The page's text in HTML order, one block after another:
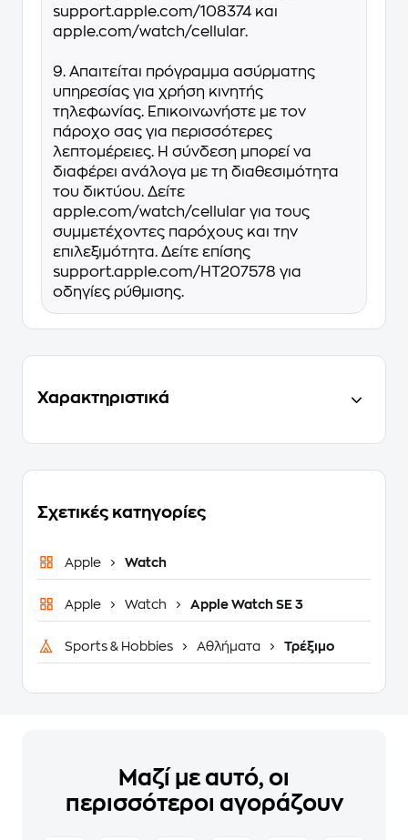
support.apple.com/108374 και
apple.com/watch/cellular.
9. Απαιτείται πρόγραμμα ασύρματης
υπηρεσίας για χρήση κινητής
τηλεφωνίας. Επικοινωνήστε με τον
πάροχο σας για περισσότερες
λεπτομέρειες. Η σύνδεση μπορεί να
διαφέρει ανάλογα με τη διαθεσιμότητα
του δικτύου. Δείτε
apple.com/watch/cellular για τους
συμμετέχοντες παρόχους και την
επιλεξιμότητα. Δείτε επίσης
support.apple.com/HT207578 για
οδηγίες ρύθμισης.
Χαρακτηριστικά
Σχετικές κατηγορίες
Apple Watch
Apple Watch Apple Watch SE 3
Sports & Hobbies Αθλήματα Τρέξιμο
Μαζί με αυτό, οι
περισσότεροι αγοράζουν